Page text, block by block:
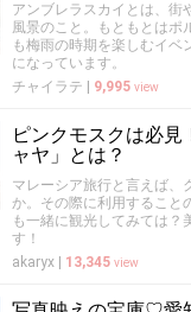
アンブレラスカイとは、街
風景のこと。もともとはポ
も梅雨の時期を楽しむイベ
になっています。
チャイラテ
9,995 view
ピンクモスクは必
ャヤ」とは？
マレーシア旅行と言えば、
か。その際に利用すること
も一緒に観光してみては？
す！
akaryx
13,345 view